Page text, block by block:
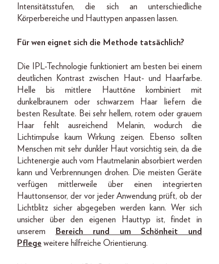
Intensitätsstufen, die sich an unterschiedliche
Körperbereiche und Hauttypen anpassen lassen.
Für wen eignet sich die Methode tatsächlich?
Die IPL-Technologie funktioniert am besten bei einem
deutlichen Kontrast zwischen Haut- und Haarfarbe.
Helle bis mittlere Hauttöne kombiniert mit
dunkelbraunem oder schwarzem Haar liefern die
besten Resultate. Bei sehr hellem, rotem oder grauem
Haar fehlt ausreichend Melanin, wodurch die
Lichtimpulse kaum Wirkung zeigen. Ebenso sollten
Menschen mit sehr dunkler Haut vorsichtig sein, da die
Lichtenergie auch vom Hautmelanin absorbiert werden
kann und Verbrennungen drohen. Die meisten Geräte
verfügen mittlerweile über einen integrierten
Hauttonsensor, der vor jeder Anwendung prüft, ob der
Lichtblitz sicher abgegeben werden kann. Wer sich
unsicher über den eigenen Hauttyp ist, findet in
unserem Bereich rund um Schönheit und
Pflege weitere hilfreiche Orientierung.